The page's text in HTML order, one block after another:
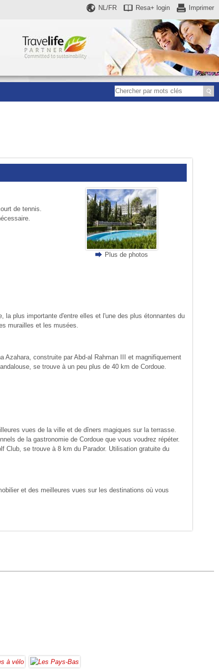
Imprimer
Resa+ login
NL/FR
de tennis.
Plus de photos
la plus importante d'entre elles et l'une des plus étonnantes du
murailles et les musées.
construite par Abd-al Rahman III et magnifiquement
se trouve à un peu plus de 40 km de Cordoue.
vues de la ville et de dîners magiques sur la terrasse.
de la gastronomie de Cordoue que vous voudrez répéter.
Club, se trouve à 8 km du Parador. Utilisation gratuite du
et des meilleures vues sur les destinations où vous